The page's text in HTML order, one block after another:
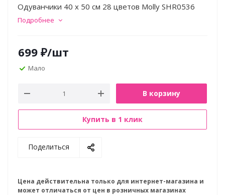
Одуванчики 40 х 50 см 28 цветов Molly SHR0536
Подробнее
699 ₽/шт
Мало
В корзину
Купить в 1 клик
Поделиться
Цена действительна только для интернет-магазина и
может отличаться от цен в розничных магазинах